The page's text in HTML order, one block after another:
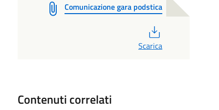
Comunicazione gara podstica
Scarica
Contenuti correlati